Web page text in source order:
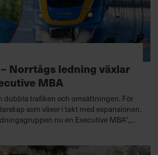
Norrtågs ledning växlar
MBA
dubbla trafiken och omsättningen. För
som växer i takt med expansionen.
nu en Executive MBA”,